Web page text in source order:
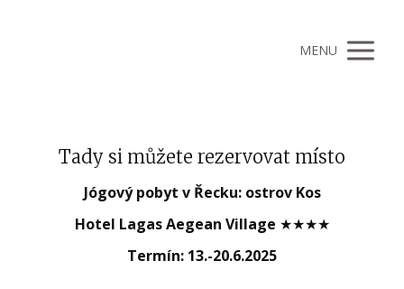
MENU
Tady si můžete rezervovat místo
Jógový pobyt v Řecku: ostrov Kos
Hotel Lagas Aegean Village ★★★★
Termín: 13.-20.6.2025